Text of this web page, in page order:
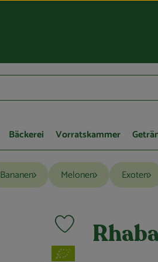
Bäckerei Vorratskammer
Bananen Melonen Exoten
Produkt zu Favouriten
, Verband: